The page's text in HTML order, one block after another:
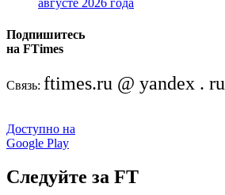
августе 2026 года
Подпишитесь
на FTimes
Связь: ftimes.ru @ yandex . ru
Доступно на
Google Play
Следуйте за FT